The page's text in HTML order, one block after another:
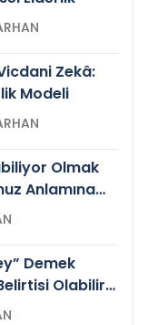
Nevzat TARHAN
Zekâ:
Modeli
Nevzat TARHAN
Olmak
Anlamına
Demek
Olabilir